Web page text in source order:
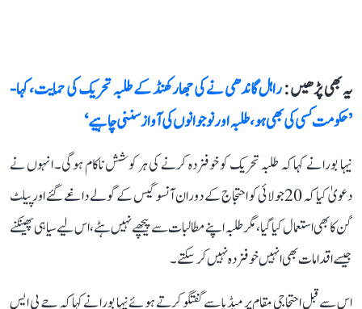
یہ بھی پڑھیں :راہل گاندھی نے کی جھارکھنڈ کے طلبہ تحریک کی حمایت، کہا-
’حکومت کسی کی بھی ہو، طلبہ اور نوجوانوں کی آواز سننی چاہیے‘
نیہا بورا نے کہا کہ طلبہ تحریک کو خوفزدہ کرنے کی ہر کوشش ناکام ہوگی۔ انہوں نے
دعویٰ کیا کہ 20 جولائی کو احتجاج کے دوران آنسو گیس کے گولے داغے گئے اور پیلٹ
گن کا بھی استعمال کیا گیا، مگر طلبہ اپنے مطالبات سے پیچھے نہیں ہٹے، اس لیے سیاہی پھینکنے
جیسے اقدامات بھی انہیں خوفزدہ نہیں کر سکتے۔
اس سے قبل احتجاجی مقام پر میڈیا سے گفتگو کرتے ہوئے نیہا بورا نے کہا کہ جے پی ایس